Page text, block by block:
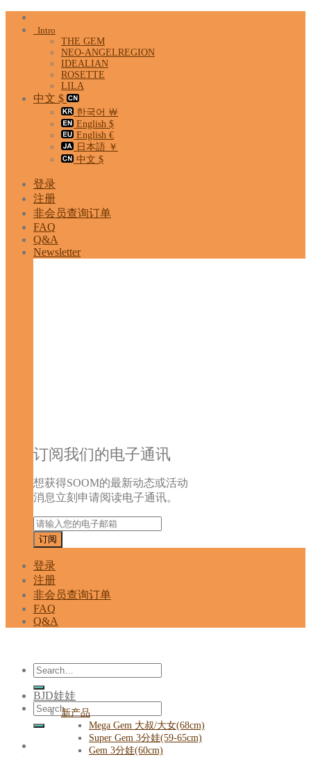
Skip
Intro
THE GEM
NEO-ANGELREGION
IDEALIAN
ROSETTE
LILA
中文 $
한국어 ￦
English $
English €
日本語 ￥
中文 $
登录
注册
非会员查询订单
FAQ
Q&A
Newsletter
订阅我们的电子通讯
想获得SOOM的最新动态或活动
消息立刻申请阅读电子通讯。
登录
注册
非会员查询订单
FAQ
Q&A
Search
for:
Search
for:
BJD娃娃
新产品
Mega Gem 大叔/大女(68cm)
Super Gem 3分娃(59-65cm)
Gem 3分娃(60cm)